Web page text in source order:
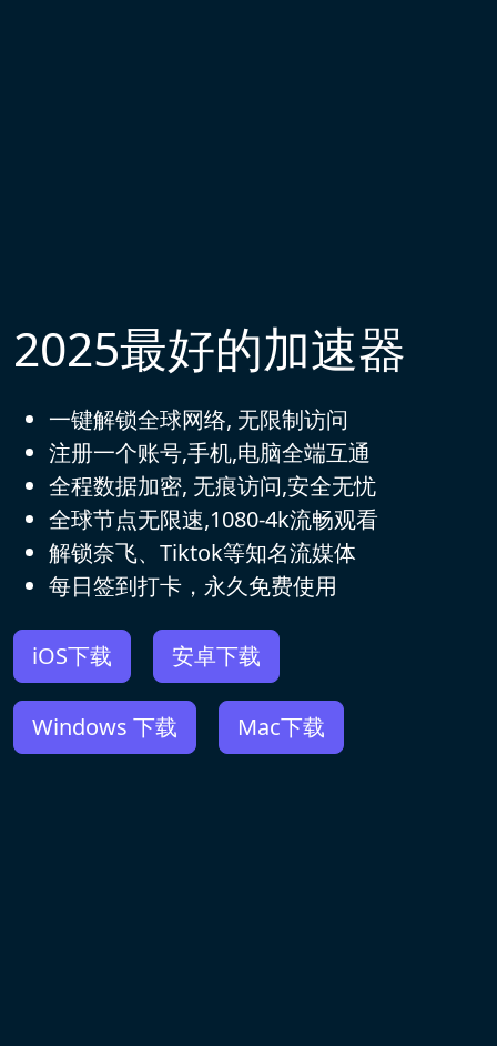
2025最好的加速器
一键解锁全球网络, 无限制访问
注册一个账号,手机,电脑全端互通
全程数据加密, 无痕访问,安全无忧
全球节点无限速,1080-4k流畅观看
解锁奈飞、Tiktok等知名流媒体
每日签到打卡，永久免费使用
iOS下载 安卓下载
Windows 下载 Mac下载